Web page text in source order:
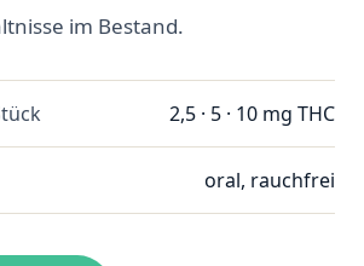
im Bestand.
2,5 · 5 · 10 mg THC
oral, rauchfrei